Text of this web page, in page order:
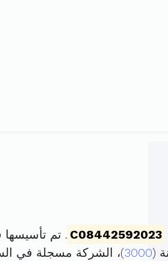
C08442592023 . تم تأسيسها في 16 مارس 2023 برأس
3000)، الشركة مسجلة في